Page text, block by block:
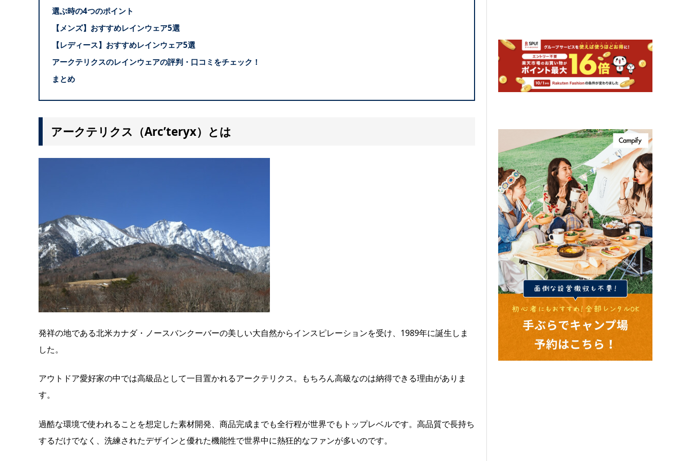
選ぶ時の4つのポイント
【メンズ】おすすめレインウェア5選
【レディース】おすすめレインウェア5選
アークテリクスのレインウェアの評判・口コミをチェック！
まとめ
アークテリクス（Arc’teryx）とは
発祥の地である北米カナダ・ノースバンクーバーの美しい大自然からインスピレーションを受け、1989年に誕生しま
した。
アウトドア愛好家の中では高級品として一目置かれるアークテリクス。もちろん高級なのは納得できる理由がありま
す。
過酷な環境で使われることを想定した素材開発、商品完成までも全行程が世界でもトップレベルです。高品質で長持ち
するだけでなく、洗練されたデザインと優れた機能性で世界中に熱狂的なファンが多いのです。